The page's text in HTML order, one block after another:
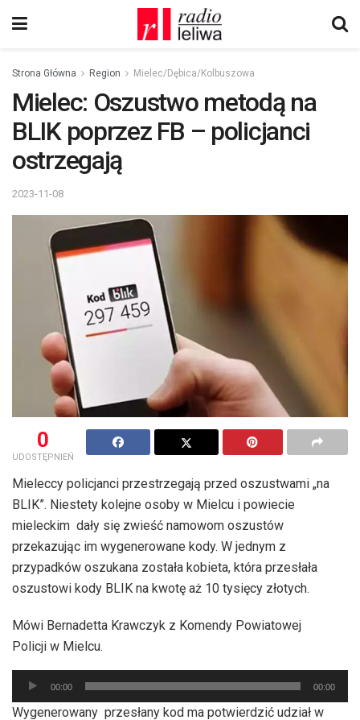
Strona Główna Region Mielec/Dębica/Kolbuszowa
Mielec: Oszustwo metodą na
BLIK poprzez FB – policjanci
ostrzegają
2023-11-08
0
UDOSTĘPNIEŃ
Mieleccy policjanci przestrzegają przed oszustwami „na
BLIK”. Niestety kolejne osoby w Mielcu i powiecie
mieleckim dały się zwieść namowom oszustów
przekazując im wygenerowane kody. W jednym z
przypadków oszukana została kobieta, która przesłała
oszustowi kody BLIK na kwotę aż 10 tysięcy złotych.
Mówi Bernadetta Krawczyk z Komendy Powiatowej
Policji w Mielcu.
Odtwarzacz
plików
00:00 00:00
Wygenerowany przesłany kod ma potwierdzić udział w